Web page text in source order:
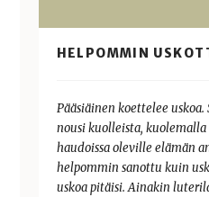
HELPOMMIN
Pääsiäinen koettelee
nousi kuolleista,
haudoissa oleville elämän
helpommin sanottu kuin
uskoa pitäisi. Ainakin